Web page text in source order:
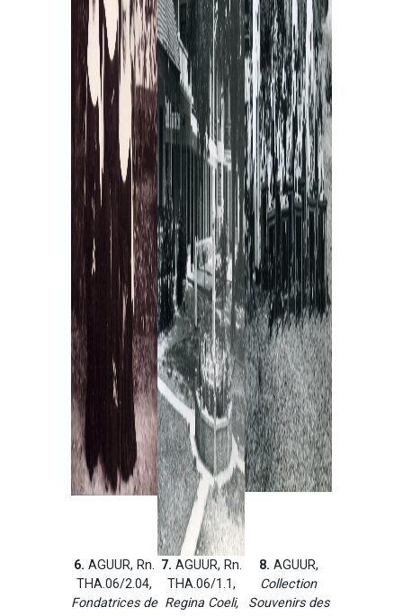
6. AGUUR, Rn.
THA.06/2.04,
Fondatrices de
7. AGUUR, Rn.
THA.06/1.1,
Regina Coeli,
8. AGUUR,
Collection
Souvenirs des